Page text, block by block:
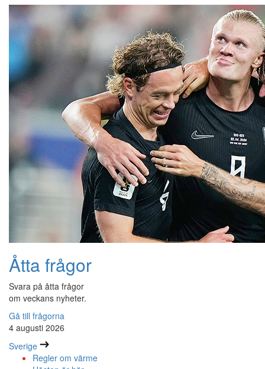
Åtta frågor
Svara på åtta frågor
om veckans nyheter.
Gå till frågorna
4 augusti 2026
Sverige
Regler om värme